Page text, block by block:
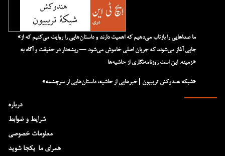
درباره
شرایط و ضوابط
معلومات خصوصی
همرای ما-یکجا شوید
«ما صداهایی را بازتاب می‌دهیم که اهمیت دارند و داستان‌هایی را روایت می‌کنیم که از
جایی آغاز می‌شوند که جریان اصلی خاموش می‌شود — ریشه‌دار در حقیقت و آگاه به
زمینه. این است روزنامه‌نگاری از حاشیه‌ها.»
«شبکه هند‌و‌کش تریبیون | خبرهایی از حاشیه، داستان‌هایی از سرچشمه»